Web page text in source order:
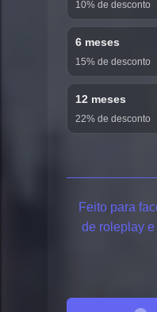
10% de desconto
6 meses
15% de desconto
12 meses
22% de desconto
Feito para
de roleplay